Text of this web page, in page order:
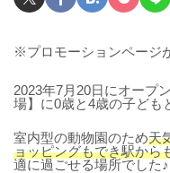
※プロモーションページ
2023年7月20日にオープ
場】に0歳と4歳の子ども
室内型の動物園のため天
ョッピングもでき駅から
適に過ごせる場所でした♪